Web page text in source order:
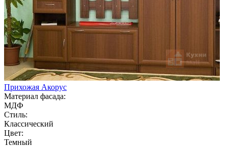
Прихожая Акорус
Материал фасада:
МДФ
Стиль:
Классический
Цвет:
Темный